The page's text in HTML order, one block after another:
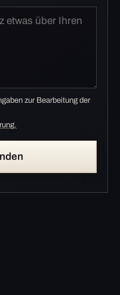
zur Bearbeitung der